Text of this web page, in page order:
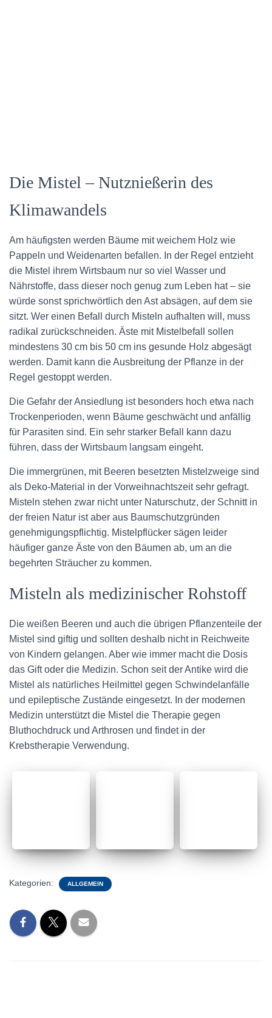
Die Mistel – Nutznießerin des
Klimawandels
Am häufigsten werden Bäume mit weichem Holz wie
Pappeln und Weidenarten befallen. In der Regel entzieht
die Mistel ihrem Wirtsbaum nur so viel Wasser und
Nährstoffe, dass dieser noch genug zum Leben hat – sie
würde sonst sprichwörtlich den Ast absägen, auf dem sie
sitzt. Wer einen Befall durch Misteln aufhalten will, muss
radikal zurückschneiden. Äste mit Mistelbefall sollen
mindestens 30 cm bis 50 cm ins gesunde Holz abgesägt
werden. Damit kann die Ausbreitung der Pflanze in der
Regel gestoppt werden.
Die Gefahr der Ansiedlung ist besonders hoch etwa nach
Trockenperioden, wenn Bäume geschwächt und anfällig
für Parasiten sind. Ein sehr starker Befall kann dazu
führen, dass der Wirtsbaum langsam eingeht.
Die immergrünen, mit Beeren besetzten Mistelzweige sind
als Deko-Material in der Vorweihnachtszeit sehr gefragt.
Misteln stehen zwar nicht unter Naturschutz, der Schnitt in
der freien Natur ist aber aus Baumschutzgründen
genehmigungspflichtig. Mistelpflücker sägen leider
häufiger ganze Äste von den Bäumen ab, um an die
begehrten Sträucher zu kommen.
Misteln als medizinischer Rohstoff
Die weißen Beeren und auch die übrigen Pflanzenteile der
Mistel sind giftig und sollten deshalb nicht in Reichweite
von Kindern gelangen. Aber wie immer macht die Dosis
das Gift oder die Medizin. Schon seit der Antike wird die
Mistel als natürliches Heilmittel gegen Schwindelanfälle
und epileptische Zustände eingesetzt. In der modernen
Medizin unterstützt die Mistel die Therapie gegen
Bluthochdruck und Arthrosen und findet in der
Krebstherapie Verwendung.
Kategorien: ALLGEMEIN